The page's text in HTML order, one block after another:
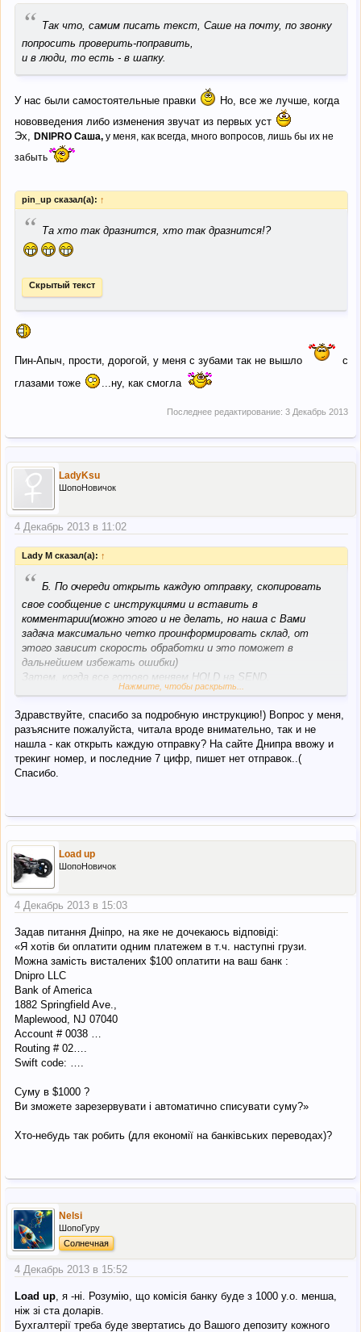
“ Так что, самим писать текст, Саше на почту, по звонку
попросить проверить-поправить,
и в люди, то есть - в шапку.
У нас были самостоятельные правки
Но, все же лучше, когда
нововведения либо изменения звучат из первых уст
Эх, DNIPRO Саша, у меня, как всегда, много вопросов, лишь бы их не
забыть
pin_up сказал(а): ↑
“ Та хто так дразнится, хто так дразнится!?
Скрытый текст
Пин-Апыч, прости, дорогой, у меня с зубами так не вышло
с
глазами тоже
...ну, как смогла
Последнее редактирование: 3 Декабрь 2013
LadyKsu
ШопоНовичок
4 Декабрь 2013 в 11:02
Lady M сказал(а): ↑
“ Б. По очереди открыть каждую отправку, скопировать
свое сообщение с инструкциями и вставить в
комментарии(можно этого и не делать, но наша с Вами
задача максимально четко проинформировать склад, от
этого зависит скорость обработки и это поможет в
дальнейшем избежать ошибки)
Затем, когда все готово меняем HOLD на SEND.
Почти все, что от нас зависело сделано-осталось только
Нажмите, чтобы раскрыть...
Здравствуйте, спасибо за подробную инструкцию!) Вопрос у меня,
разъясните пожалуйста, читала вроде внимательно, так и не
нашла - как открыть каждую отправку? На сайте Днипра ввожу и
трекинг номер, и последние 7 цифр, пишет нет отправок..(
Спасибо.
Load up
ШопоНовичок
4 Декабрь 2013 в 15:03
Задав питання Дніпро, на яке не дочекаюсь відповіді:
«Я хотів би оплатити одним платежем в т.ч. наступні грузи.
Можна замість висталених $100 оплатити на ваш банк :
Dnipro LLC
Bank of America
1882 Springfield Ave.,
Maplewood, NJ 07040
Account # 0038 …
Routing # 02….
Swift code: ….
Суму в $1000 ?
Ви зможете зарезервувати і автоматично списувати суму?»
Хто-небудь так робить (для економії на банківських переводах)?
Nelsi
ШопоГуру
Солнечная
4 Декабрь 2013 в 15:52
Load up , я -ні. Розумію, що комісія банку буде з 1000 у.о. менша,
ніж зі ста доларів.
Бухгалтерії треба буде звертатись до Вашого депозиту кожного